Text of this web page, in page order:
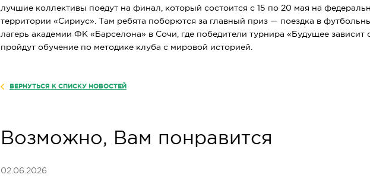
лучшие коллективы поедут на финал, который состоится с 15 по 20 мая на
территории «Сириус». Там ребята поборются за главный приз — поездка в
лагерь академии ФК «Барселона» в Сочи, где победители турнира «Будущее зависит
пройдут обучение по методике клуба с мировой историей.
ВЕРНУТЬСЯ К СПИСКУ НОВОСТЕЙ
Возможно, Вам понравится
02.06.2026